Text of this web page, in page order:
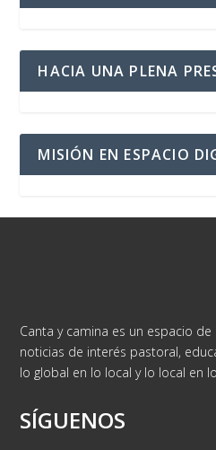
HACIA UNA PLENA
MISIÓN EN ESPACIO
Canta y camina es un espacio
noticias de interés pastoral,
lo global en lo local y lo local en
SÍGUENOS